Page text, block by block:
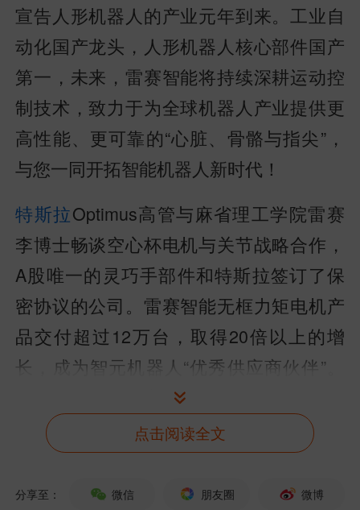
宣告人形机器人的产业元年到来。工业自
动化国产龙头，人形机器人核心部件国产
第一，未来，雷赛智能将持续深耕运动控
制技术，致力于为全球机器人产业提供更
高性能、更可靠的“心脏、骨骼与指尖”，
与您一同开拓智能机器人新时代！
特斯拉Optimus高管与麻省理工学院雷赛
李博士畅谈空心杯电机与关节战略合作，
A股唯一的灵巧手部件和特斯拉签订了保
密协议的公司。雷赛智能无框力矩电机产
品交付超过12万台，取得20倍以上的增
长，成为智元机器人“优秀供应商伙伴”。
在无框力矩电机之外，公司的行星关节模
组、谐波
关节模组以及高自由度灵巧手研
发成功并实现批量供应，开始规模化出
货。雷赛进入了宇树 优必选 机器人，雷赛
点击阅读全文
分享至： 微信 朋友圈 微博